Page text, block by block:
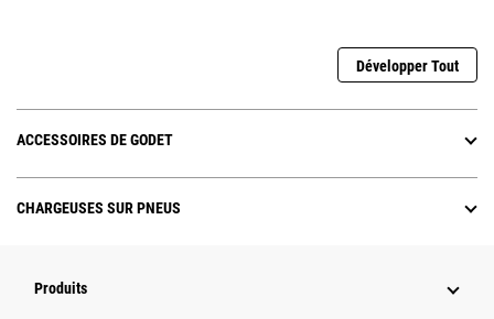
Développer Tout
ACCESSOIRES DE GODET
CHARGEUSES SUR PNEUS
Produits